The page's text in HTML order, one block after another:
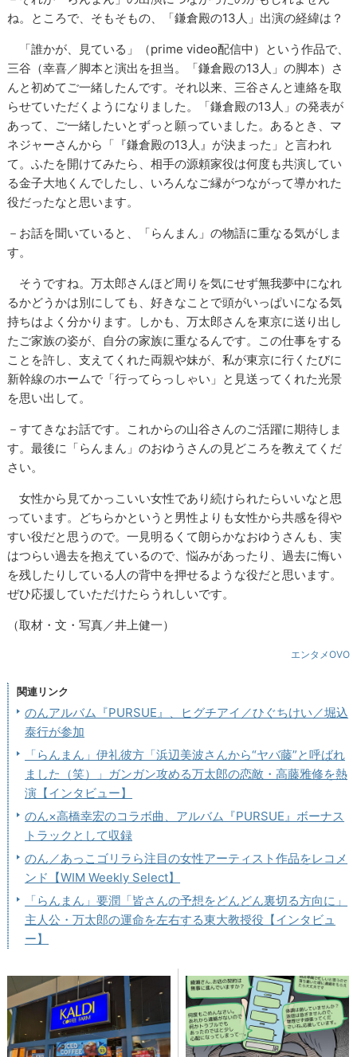
ね。ところで、そもそもの、「鎌倉殿の13人」出演の経緯は？
「誰かが、見ている」（prime video配信中）という作品で、
三谷（幸喜／脚本と演出を担当。「鎌倉殿の13人」の脚本）さ
んと初めてご一緒したんです。それ以来、三谷さんと連絡を取
らせていただくようになりました。「鎌倉殿の13人」の発表が
あって、ご一緒したいとずっと願っていました。あるとき、マ
ネジャーさんから「『鎌倉殿の13人』が決まった」と言われ
て。ふたを開けてみたら、相手の源頼家役は何度も共演してい
る金子大地くんでしたし、いろんなご縁がつながって導かれた
役だったなと思います。
－お話を聞いていると、「らんまん」の物語に重なる気がしま
す。
そうですね。万太郎さんほど周りを気にせず無我夢中になれ
るかどうかは別にしても、好きなことで頭がいっぱいになる気
持ちはよく分かります。しかも、万太郎さんを東京に送り出し
たご家族の姿が、自分の家族に重なるんです。この仕事をする
ことを許し、支えてくれた両親や妹が、私が東京に行くたびに
新幹線のホームで「行ってらっしゃい」と見送ってくれた光景
を思い出して。
－すてきなお話です。これからの山谷さんのご活躍に期待しま
す。最後に「らんまん」のおゆうさんの見どころを教えてくだ
さい。
女性から見てかっこいい女性であり続けられたらいいなと思
っています。どちらかというと男性よりも女性から共感を得や
すい役だと思うので。一見明るくて朗らかなおゆうさんも、実
はつらい過去を抱えているので、悩みがあったり、過去に悔い
を残したりしている人の背中を押せるような役だと思います。
ぜひ応援していただけたらうれしいです。
（取材・文・写真／井上健一）
エンタメOVO
関連リンク
のんアルバム『PURSUE』、ヒグチアイ／ひぐちけい／堀込
泰行が参加
「らんまん」伊礼彼方「浜辺美波さんから“ヤバ藤”と呼ばれ
ました（笑）」ガンガン攻める万太郎の恋敵・高藤雅修を熱
演【インタビュー】
のん×高橋幸宏のコラボ曲、アルバム『PURSUE』ボーナス
トラックとして収録
のん／あっこゴリラら注目の女性アーティスト作品をレコメ
ンド【WIM Weekly Select】
「らんまん」要潤「皆さんの予想をどんどん裏切る方向に」
主人公・万太郎の運命を左右する東大教授役【インタビュ
ー】